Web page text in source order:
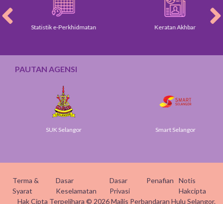
Statistik e-Perkhidmatan Keratan Akhbar
PAUTAN AGENSI
SUK Selangor Smart Selangor
Terma &
Syarat
Dasar
Keselamatan
Dasar
Privasi
Penafian
Notis
Hakcipta
Hak Cipta Terpelihara © 2026 Majlis Perbandaran Hulu Selangor.